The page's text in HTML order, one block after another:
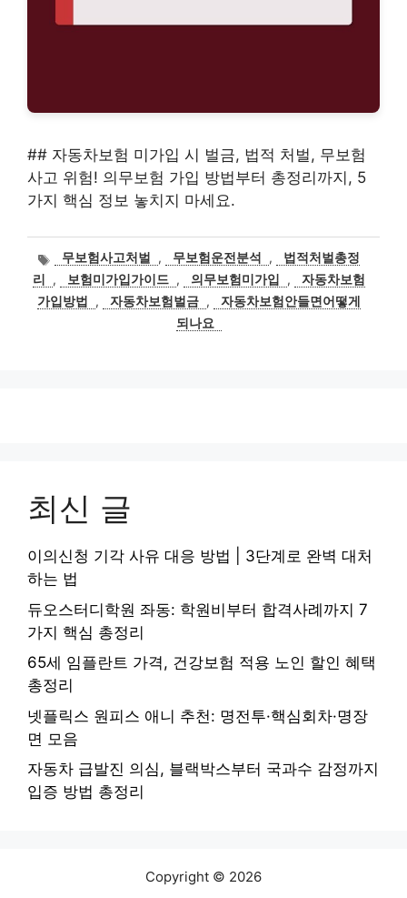
## 자동차보험 미가입 시 벌금, 법적 처벌, 무보험
사고 위험! 의무보험 가입 방법부터 총정리까지, 5
가지 핵심 정보 놓치지 마세요.
태무보험사고처벌 , 무보험운전분석 ,
법적처벌총정
리
, 보험미가입가이드 , 의무보험미가입 ,
자동차보험
가입방법
, 자동차보험벌금 ,
자동차보험안들면어떻게
되나요
최신 글
이의신청 기각 사유 대응 방법 | 3단계로 완벽 대처
하는 법
듀오스터디학원 좌동: 학원비부터 합격사례까지 7
가지 핵심 총정리
65세 임플란트 가격, 건강보험 적용 노인 할인 혜택
총정리
넷플릭스 원피스 애니 추천: 명전투·핵심회차·명장
면 모음
자동차 급발진 의심, 블랙박스부터 국과수 감정까지
입증 방법 총정리
Copyright © 2026